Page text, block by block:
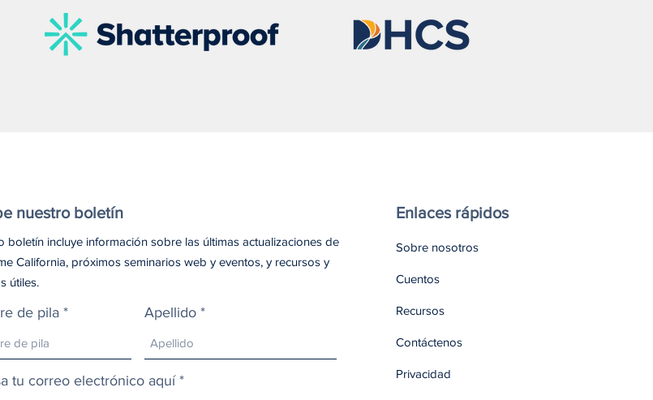
nuestro boletín
boletín incluye información sobre las últimas actualizaciones de
California, próximos seminarios web y eventos, y recursos y
útiles.
de pila Apellido
tu correo electrónico aquí
Enlaces rápidos
Sobre nosotros
Cuentos
Recursos
Contáctenos
Privacidad